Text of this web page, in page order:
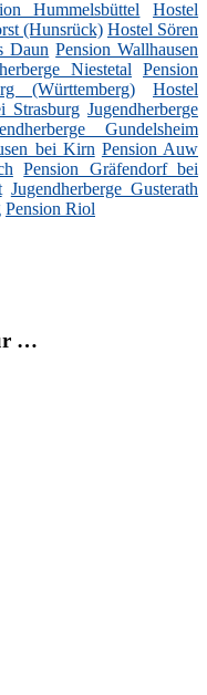
Hummelsbüttel
Hostel
(Hunsrück) Hostel Sören
Daun Pension Wallhausen
Niestetal
Pension
(Württemberg)
Hostel
Strasburg Jugendherberge
Gundelsheim
bei Kirn Pension Auw
Pension Gräfendorf bei
Jugendherberge Gusterath
Pension Riol
…